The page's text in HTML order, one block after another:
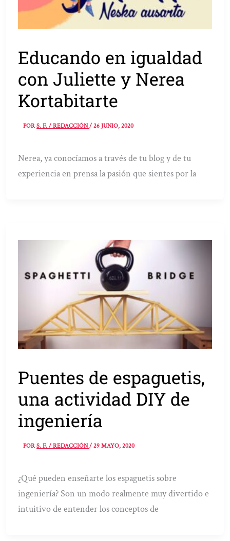
Educando en igualdad
con Juliette y Nerea
Kortabitarte
PORS. F. / REDACCIÓN/26 JUNIO, 2020
Nerea, ya conocíamos a través de tu blog y de tu
experiencia en prensa la pasión que sientes por la
Puentes de espaguetis,
una actividad DIY de
ingeniería
PORS. F. / REDACCIÓN/29 MAYO, 2020
¿Qué pueden enseñarte los espaguetis sobre
ingeniería? Son un modo realmente muy divertido e
intuitivo de entender los conceptos de